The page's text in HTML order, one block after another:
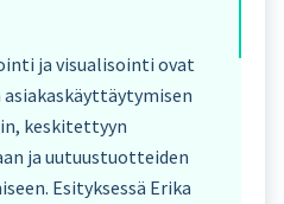
ja visualisointi ovat
keskitettyyn
ja uutuustuotteiden
Esityksessä Erika